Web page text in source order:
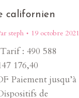
californien
steph 19 octobre 2021
: 490 588
176,40
Paiement jusqu’à
de